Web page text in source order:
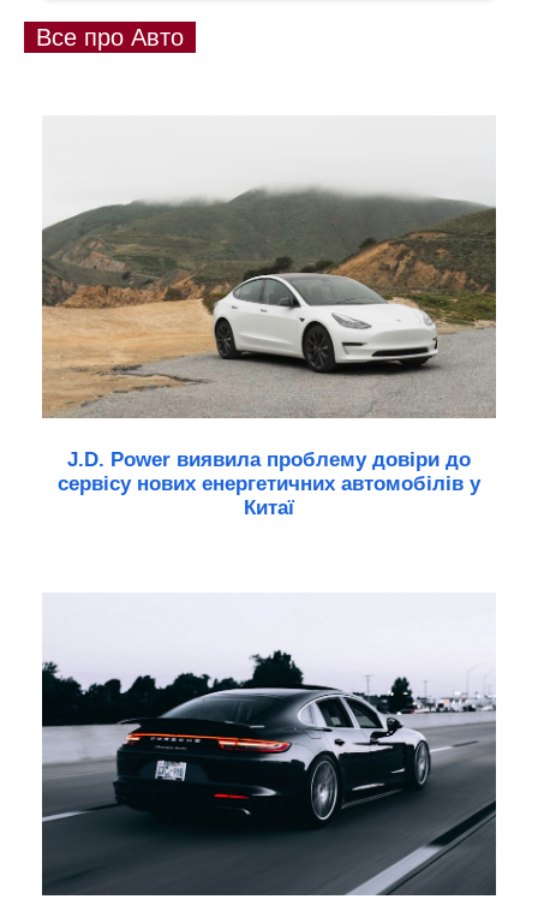
Все про Авто
J.D. Power виявила проблему довіри до
сервісу нових енергетичних автомобілів у
Китаї